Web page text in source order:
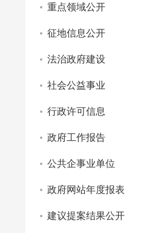
重点领域公开
征地信息公开
法治政府建设
社会公益事业
行政许可信息
政府工作报告
公共企事业单位
政府网站年度报表
建议提案结果公开